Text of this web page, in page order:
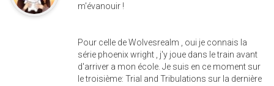
m'évanouir !
Pour celle de Wolvesrealm , oui je connais la
série phoenix wright , j'y joue dans le train avant
d'arriver a mon école. Je suis en ce moment sur
le troisième: Trial and Tribulations sur la dernière